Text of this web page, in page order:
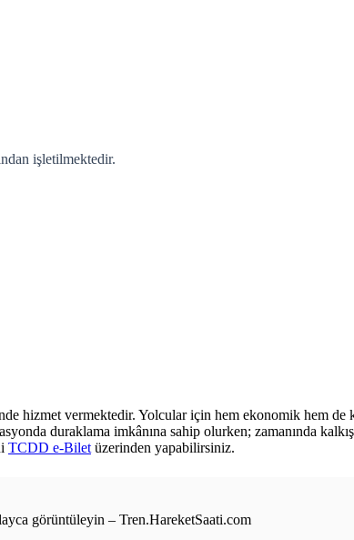
işletilmektedir.
hizmet vermektedir. Yolcular için hem ekonomik hem de
duraklama imkânına sahip olurken; zamanında kalkış
TCDD e-Bilet üzerinden yapabilirsiniz.
görüntüleyin – Tren.HareketSaati.com